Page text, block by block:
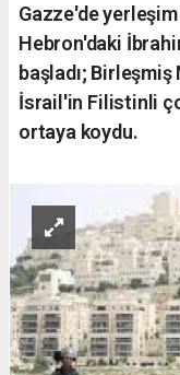
Gazze'de
Hebron'daki
başladı;
İsrail'in Filistinli
ortaya koydu.